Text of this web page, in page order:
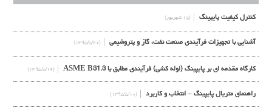
کنترل کیفیت پایپینگ (۱۵ شهریور)
آشنایی با تجهیزات فرآیندی صنعت نفت، گاز و پتروشیمی (۱۳۹۵/۵/۲۰)
کارگاه مقدمه ای بر پایپینگ (لوله کشی) فرآیندی مطابق با ASME B31.3 (۱۳۹۵/۵/۱۶)
راهنمای متریال پایپینگ – انتخاب و کاربرد (۱۳۹۵/۵/۱۰)